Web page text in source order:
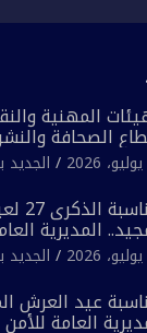
المهنية
الصحافة
تعلن رفضها
أجندة انتخابية
سياسي
المديرية
تفتتح المقر
الشرطة
عيد العرش
العامة